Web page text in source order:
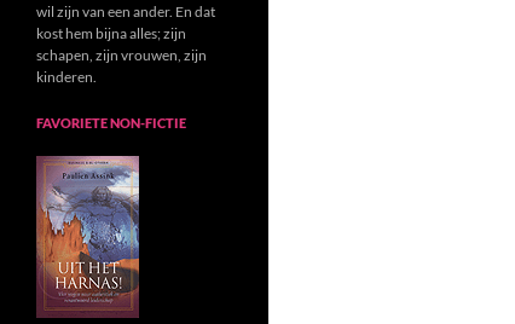
wil zijn van een ander. En dat
kost hem bijna alles; zijn
schapen, zijn vrouwen, zijn
kinderen.
FAVORIETE NON-FICTIE